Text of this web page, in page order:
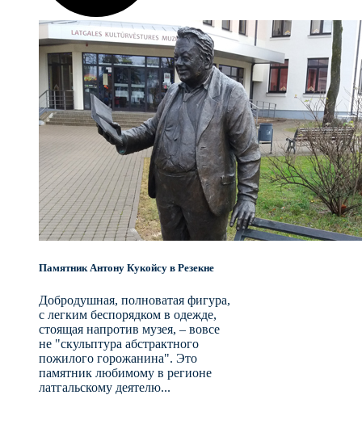
Памятник Антону Кукойсу в Резекне
Добродушная, полноватая фигура,
с легким беспорядком в одежде,
стоящая напротив музея, – вовсе
не "скульптура абстрактного
пожилого горожанина". Это
памятник любимому в регионе
латгальскому деятелю...